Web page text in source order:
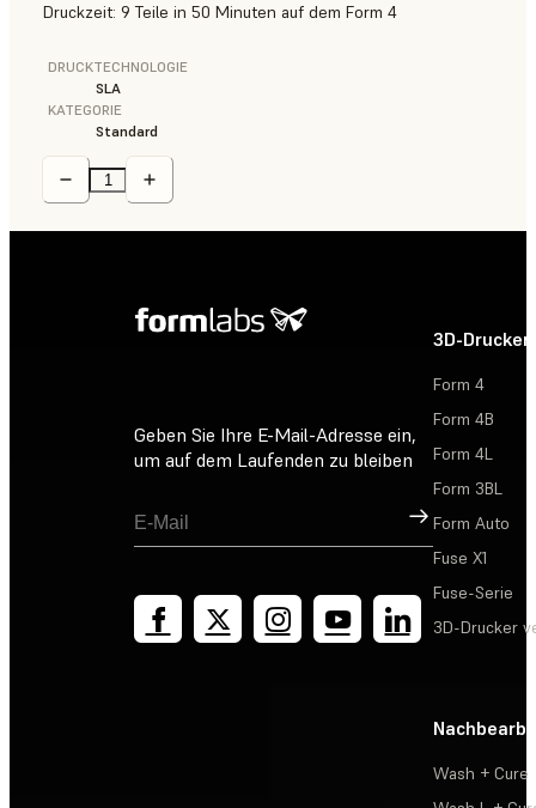
Druckzeit: 9 Teile in 50 Minuten auf dem Form 4
DRUCKTECHNOLOGIE
SLA
KATEGORIE
Standard
Geben Sie Ihre E-Mail-Adresse ein,
um auf dem Laufenden zu bleiben
Registrieren
3D-Drucker
Form 4
Form 4B
Form 4L
Form 3BL
Form Auto
Fuse X1
Fuse-Serie
3D-Drucker
Wash + Cure